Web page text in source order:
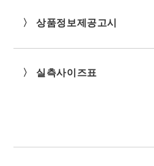
〉 상품정보제공고시
〉 실측사이즈표